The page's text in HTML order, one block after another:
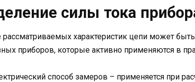
силы тока
характеристик цепи может
приборов, которые активно применяются в
способ замеров – применяется при